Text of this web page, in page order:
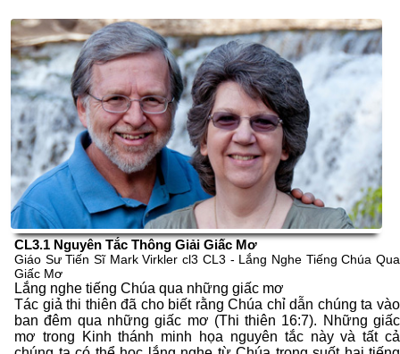
CL3.1 Nguyên Tắc Thông Giải Giấc Mơ
Giáo Sư Tiến Sĩ Mark Virkler cl3 CL3 - Lắng Nghe Tiếng Chúa Qua
Giấc Mơ
Lắng nghe tiếng Chúa qua những giấc mơ
Tác giả thi thiên đã cho biết rằng Chúa chỉ dẫn chúng ta vào
ban đêm qua những giấc mơ (Thi thiên 16:7). Những giấc
mơ trong Kinh thánh minh họa nguyên tắc này và tất cả